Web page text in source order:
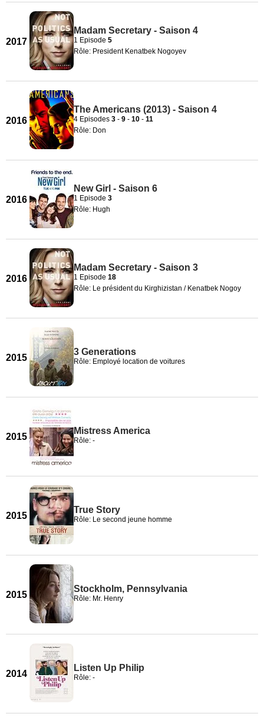
2017
Madam Secretary - Saison 4
1 Episode 5
Rôle: President Kenatbek Nogoyev
2016
The Americans (2013) - Saison 4
4 Episodes 3 - 9 - 10 - 11
Rôle: Don
2016
New Girl - Saison 6
1 Episode 3
Rôle: Hugh
2016
Madam Secretary - Saison 3
1 Episode 18
Rôle: Le président du Kirghizistan / Kenatbek Nogoy
2015
3 Generations
Rôle: Employé location de voitures
2015
Mistress America
Rôle: -
2015
True Story
Rôle: Le second jeune homme
2015
Stockholm, Pennsylvania
Rôle: Mr. Henry
2014
Listen Up Philip
Rôle: -